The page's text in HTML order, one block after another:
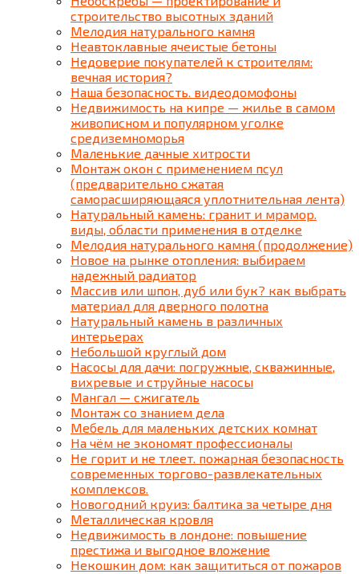
строительство высотных зданий
Мелодия натурального камня
Неавтоклавные ячеистые бетоны
Недоверие покупателей к строителям:
вечная история?
Наша безопасность. видеодомофоны
Недвижимость на кипре — жилье в самом
живописном и популярном уголке
средиземноморья
Маленькие дачные хитрости
Монтаж окон с применением псул
(предварительно сжатая
саморасширяющаяся уплотнительная лента)
Натуральный камень: гранит и мрамор.
виды, области применения в отделке
Мелодия натурального камня (продолжение)
Новое на рынке отопления: выбираем
надежный радиатор
Массив или шпон, дуб или бук? как выбрать
материал для дверного полотна
Натуральный камень в различных
интерьерах
Небольшой круглый дом
Насосы для дачи: погружные, скважинные,
вихревые и струйные насосы
Мангал — сжигатель
Монтаж со знанием дела
Мебель для маленьких детских комнат
На чём не экономят профессионалы
Не горит и не тлеет. пожарная безопасность
современных торгово-развлекательных
комплексов.
Новогодний круиз: балтика за четыре дня
Металлическая кровля
Недвижимость в лондоне: повышение
престижа и выгодное вложение
Некошкин дом: как защититься от пожаров